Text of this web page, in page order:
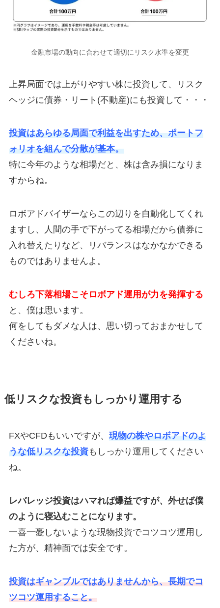
金融市場の動向に合わせて適切にリスク水準を変更
上昇局面では上がりやすい株に投資して、リスク
ヘッジに債券・リート(不動産)にも投資して・・・
投資はあらゆる局面で利益を出すため、ポートフ
ォリオを組んで分散が基本。
特に今年のような相場だと、株は含み損になりま
すからね。
ロボアドバイザーならこの辺りを自動化してくれ
ますし、人間の手で下がってる相場だから債券に
入れ替えたりなど、リバランスはなかなかできる
ものではありませんよ。
むしろ下落相場こそロボアド運用が力を発揮する
と、僕は思います。
何をしてもダメな人は、思い切っておまかせして
くださいね。
低リスクな投資もしっかり運用する
FXやCFDもいいですが、 現物の株やロボアドのよ
うな低リスクな投資もしっかり運用してください
ね。
レバレッジ投資はハマれば爆益ですが、外せば僕
のように寝込むことになります。
一喜一憂しないような現物投資でコツコツ運用し
た方が、精神面では安全です。
投資はギャンブルではありませんから、長期でコ
ツコツ運用すること。